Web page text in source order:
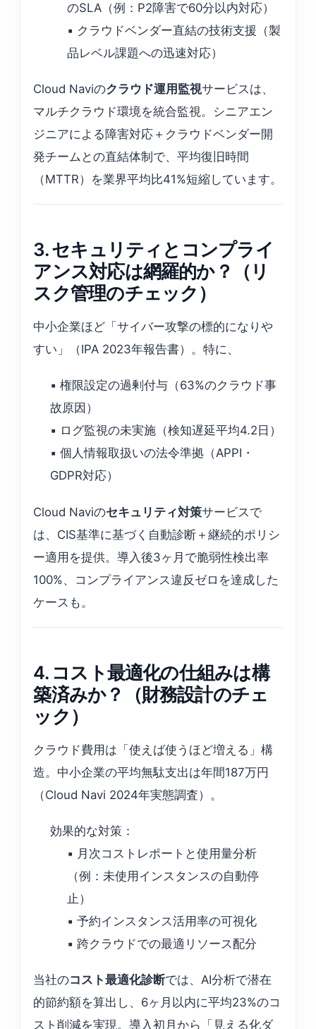
のSLA（例：P2障害で60分以内対応）
▪️ クラウドベンダー直結の技術支援（製
品レベル課題への迅速対応）
Cloud Naviのクラウド運用監視サービスは、
マルチクラウド環境を統合監視。シニアエン
ジニアによる障害対応＋クラウドベンダー開
発チームとの直結体制で、平均復旧時間
（MTTR）を業界平均比41%短縮しています。
3. セキュリティとコンプライ
アンス対応は網羅的か？（リ
スク管理のチェック）
中小企業ほど「サイバー攻撃の標的になりや
すい」（IPA 2023年報告書）。特に、
▪️ 権限設定の過剰付与（63%のクラウド事
故原因）
▪️ ログ監視の未実施（検知遅延平均4.2日）
▪️ 個人情報取扱いの法令準拠（APPI・
GDPR対応）
Cloud Naviのセキュリティ対策サービスで
は、CIS基準に基づく自動診断＋継続的ポリシ
ー適用を提供。導入後3ヶ月で脆弱性検出率
100%、コンプライアンス違反ゼロを達成した
ケースも。
4. コスト最適化の仕組みは構
築済みか？（財務設計のチェ
ック）
クラウド費用は「使えば使うほど増える」構
造。中小企業の平均無駄支出は年間187万円
（Cloud Navi 2024年実態調査）。
効果的な対策：
▪️ 月次コストレポートと使用量分析
（例：未使用インスタンスの自動停
止）
▪️ 予約インスタンス活用率の可視化
▪️ 跨クラウドでの最適リソース配分
当社のコスト最適化診断では、AI分析で潜在
的節約額を算出し、6ヶ月以内に平均23%のコ
スト削減を実現。導入初月から「見える化ダ